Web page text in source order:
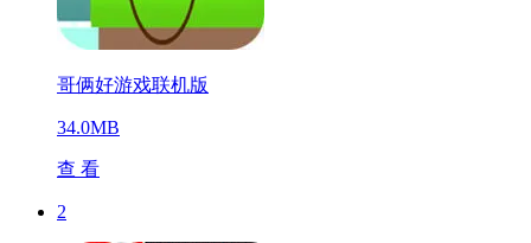
哥俩好游戏联机版
34.0MB
查 看
2